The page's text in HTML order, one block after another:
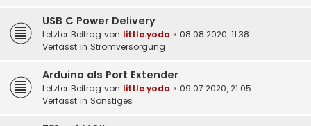
USB C Power Delivery
Letzter Beitrag von little.yoda « 08.08.2020, 11:38
Verfasst in Stromversorgung
Arduino als Port Extender
Letzter Beitrag von little.yoda « 09.07.2020, 21:05
Verfasst in Sonstiges